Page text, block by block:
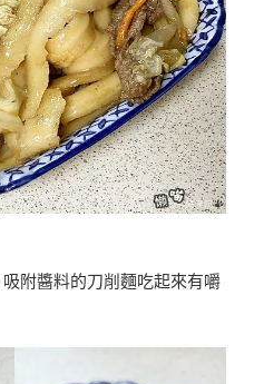
附醬料的刀削麵吃起來有嚼